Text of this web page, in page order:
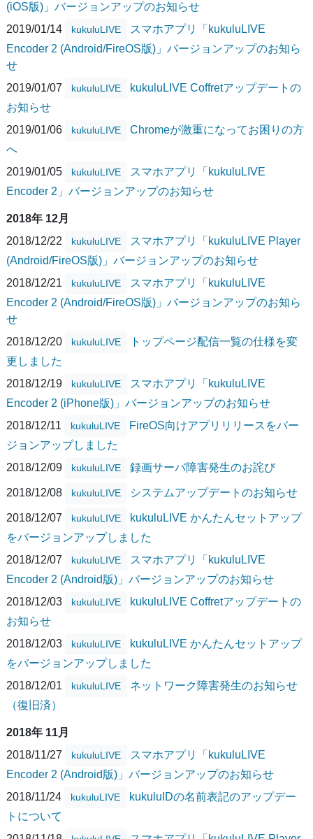
(iOS版)」バージョンアップのお知らせ
2019/01/14
kukuluLIVE
スマホアプリ「kukuluLIVE
Encoder 2 (Android/FireOS版)」バージョンアップのお知ら
せ
2019/01/07
kukuluLIVE
kukuluLIVE Coffretアップデートの
お知らせ
2019/01/06
kukuluLIVE
Chromeが激重になってお困りの方
へ
2019/01/05
kukuluLIVE
スマホアプリ「kukuluLIVE
Encoder 2」バージョンアップのお知らせ
2018年 12月
2018/12/22
kukuluLIVE
スマホアプリ「kukuluLIVE Player
(Android/FireOS版)」バージョンアップのお知らせ
2018/12/21
kukuluLIVE
スマホアプリ「kukuluLIVE
Encoder 2 (Android/FireOS版)」バージョンアップのお知ら
せ
2018/12/20
kukuluLIVE
トップページ配信一覧の仕様を変
更しました
2018/12/19
kukuluLIVE
スマホアプリ「kukuluLIVE
Encoder 2 (iPhone版)」バージョンアップのお知らせ
2018/12/11
kukuluLIVE
FireOS向けアプリリリースをバー
ジョンアップしました
2018/12/09
kukuluLIVE 録画サーバ障害発生のお詫び
2018/12/08 kukuluLIVE システムアップデートのお知らせ
2018/12/07 kukuluLIVE
kukuluLIVE かんたんセットアップ
をバージョンアップしました
2018/12/07
kukuluLIVE
スマホアプリ「kukuluLIVE
Encoder 2 (Android版)」バージョンアップのお知らせ
2018/12/03
kukuluLIVE
kukuluLIVE Coffretアップデートの
お知らせ
2018/12/03
kukuluLIVE
kukuluLIVE かんたんセットアップ
をバージョンアップしました
2018/12/01
kukuluLIVE
ネットワーク障害発生のお知らせ
（復旧済）
2018年 11月
2018/11/27
kukuluLIVE
スマホアプリ「kukuluLIVE
Encoder 2 (Android版)」バージョンアップのお知らせ
2018/11/24
kukuluLIVE
kukuluIDの名前表記のアップデー
トについて